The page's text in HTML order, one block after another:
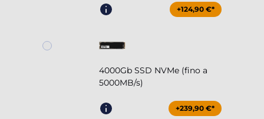
+124,90 €*
4000Gb SSD NVMe (fino a
5000MB/s)
+239,90 €*